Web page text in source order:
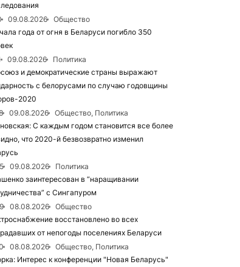
09.08.2026
Общество
года от огня в Беларуси погибло 350
09.08.2026
Политика
и демократические страны выражают
с белорусами по случаю годовщины
2020
09.08.2026
Общество, Политика
С каждым годом становится все более
что 2020-й безвозвратно изменил
09.08.2026
Политика
заинтересован в “наращивании
с Сингапуром
08.08.2026
Общество
восстановлено во всех
от непогоды поселениях Беларуси
08.08.2026
Общество, Политика
Интерес к конференции "Новая Беларусь"